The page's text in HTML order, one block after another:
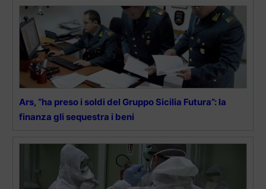
Ars, “ha preso i soldi del Gruppo Sicilia Futura”: la
finanza gli sequestra i beni